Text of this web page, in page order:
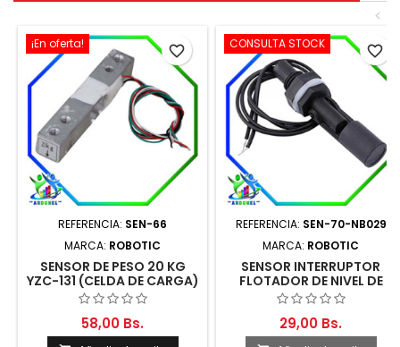
<
¡En oferta!
REFERENCIA: SEN-66
MARCA: ROBOTIC
SENSOR DE PESO 20 KG
YZC-131 (CELDA DE CARGA)
58,00 Bs.
favorite_border CONSULTA STOCK
REFERENCIA: SEN-70-NB029
MARCA: ROBOTIC
SENSOR INTERRUPTOR
FLOTADOR DE NIVEL DE
AGUA 100VDC
29,00 Bs.
favorite_border